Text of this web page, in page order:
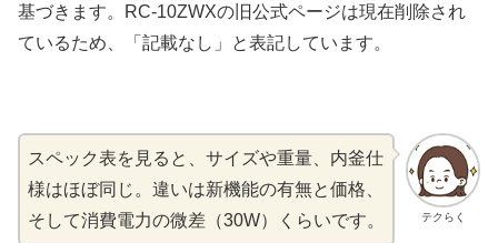
基づきます。RC-10ZWXの旧公式ページは現在削除され
ているため、「記載なし」と表記しています。
テクらく
スペック表を見ると、サイズや重量、内釜仕
様はほぼ同じ。違いは新機能の有無と価格、
そして消費電力の微差（30W）くらいです。